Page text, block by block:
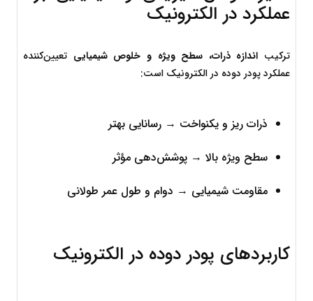
عملکرد در الکترونیک
ترکیب اندازه ذرات، سطح ویژه و خلوص شیمیایی
عملکرد پودر دوده در الکترونیک است:
ذرات ریز و یکنواخت → رسانایی بهتر
سطح ویژه بالا → پوشش‌دهی مؤثر
مقاومت شیمیایی → دوام و طول عمر طولانی
کاربردهای پودر دوده در الکترونیک